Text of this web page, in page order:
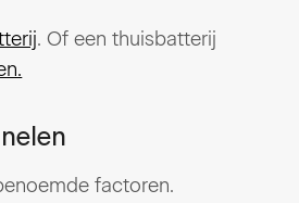
. Of een thuisbatterij
factoren.